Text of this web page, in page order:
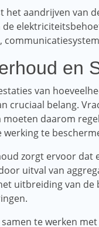
het aandrijven van
en
van
cruciaal belang.
daarom
te
zorgt ervoor dat
uitval van
uitbreiding van de
te werken